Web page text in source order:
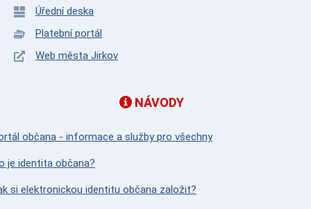
Úřední deska
Platební portál
Web města Jirkov
NÁVODY
občana - informace a služby pro všechny
je identita občana?
si elektronickou identitu občana založit?